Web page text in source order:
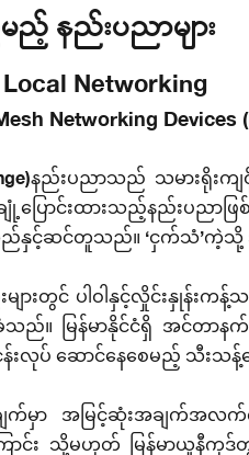
နည်းပညာများ
Local Networking
Networking Devices
နည်းပညာသည် သမားရိုး
ပြောင်းထားသည့်နည်းပညာဖြ
င့်ဆင်တူသည်။ ‘ငှက်သံ’ကဲ့သို့ အသံ
ည်းများတွင် ပါဝါနှင့်လှိုင်းနှု
။ မြန်မာနိုင်ငံရှိ အင်တာနက်
လုပ် ဆောင်နေစေမည့် သီးသန့်
က်မှာ အမြင့်ဆုံးအချက်အလက်လွှဲပ
ြောင်း သို့မဟုတ် မြန်မာယူနီကု